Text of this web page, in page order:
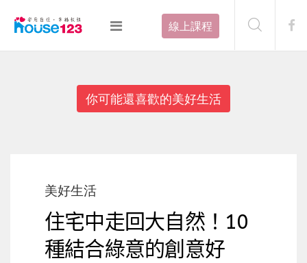
線上課程
你可能還喜歡的美好生活
美好生活
住宅中走回大自然！10
種結合綠意的創意好